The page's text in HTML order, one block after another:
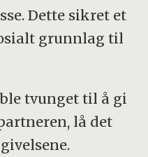
Dette sikret et
grunnlag til
tvunget til å gi
lå det